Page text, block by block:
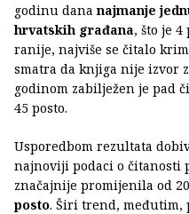
godinu dana najmanje
hrvatskih građana, što je
ranije, najviše se čitalo
smatra da knjiga nije izvor
godinom zabilježen je pad
45 posto.
Usporedbom rezultata
najnoviji podaci o čitanosti
značajnije promijenila od
posto. Širi trend, međutim,